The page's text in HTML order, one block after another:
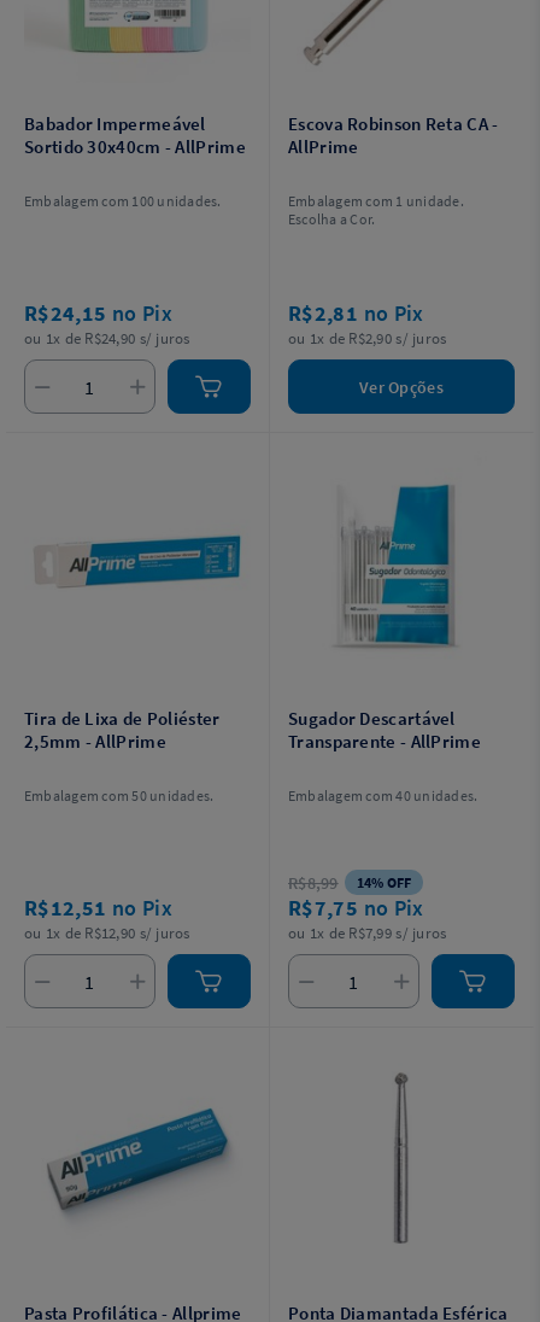
Babador Impermeável
Sortido 30x40cm - AllPrime
Embalagem com 100 unidades.
R$24,15 no Pix
ou 1x de R$24,90 s/ juros
Escova Robinson Reta CA -
AllPrime
Embalagem com 1 unidade.
Escolha a Cor.
R$2,81 no Pix
ou 1x de R$2,90 s/ juros
Ver Opções
Tira de Lixa de Poliéster
2,5mm - AllPrime
Embalagem com 50 unidades.
R$12,51 no Pix
ou 1x de R$12,90 s/ juros
Sugador Descartável
Transparente - AllPrime
Embalagem com 40 unidades.
R$8,99 14% OFF
R$7,75 no Pix
ou 1x de R$7,99 s/ juros
Pasta Profilática - Allprime Ponta Diamantada Esférica